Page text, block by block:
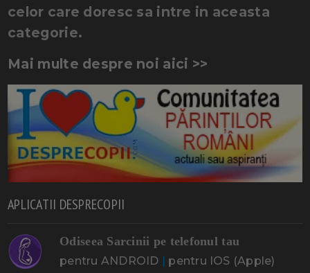
celor care doresc sa intre in aceasta
categorie.
Mai multe despre noi aici >>
APLICATII DESPRECOPII
Odiseea Sarcinii pe telefonul tau
pentru ANDROID pentru IOS (Apple)